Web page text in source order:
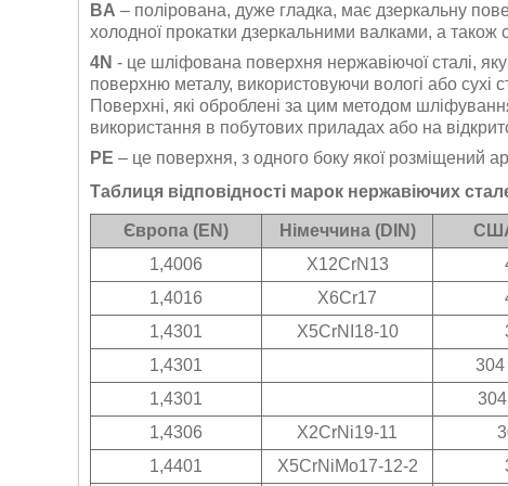
BA – полірована, дуже гладка, має дзеркальну
холодної прокатки дзеркальними валками, а також
4N - це шліфована поверхня нержавіючої сталі,
поверхню металу, використовуючи вологі або сухі
Поверхні, які оброблені за цим методом
використання в побутових приладах або на
РЕ – це поверхня, з одного боку якої розміщений
Таблиця відповідності марок нержавіючих
Європа (EN) Німеччина (DIN)
1,4006
X12CrN13
1,4016
X6Cr17
1,4301
X5CrNI18-10
1,4301
304
1,4301
1,4306
X2CrNi19-11
1,4401
X5CrNiMo17-12-2